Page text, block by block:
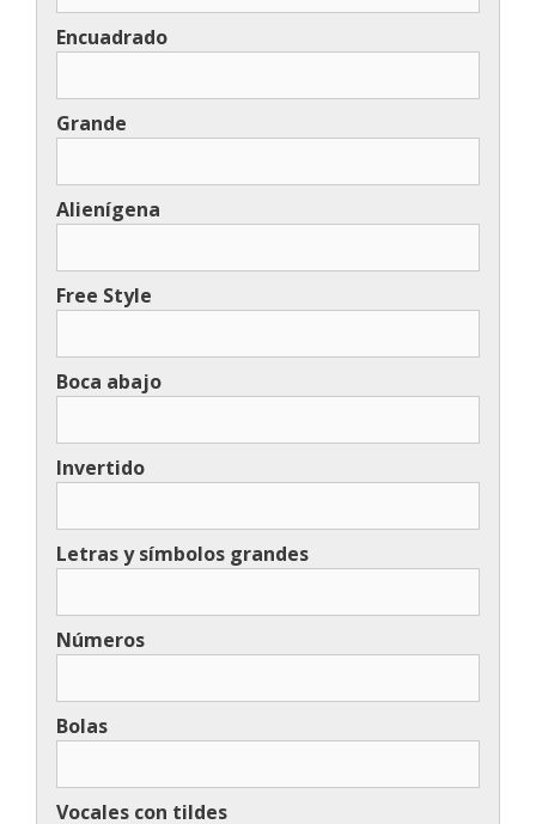
Encuadrado
Grande
Alienígena
Free Style
Boca abajo
Invertido
Letras y símbolos grandes
Números
Bolas
Vocales con tildes